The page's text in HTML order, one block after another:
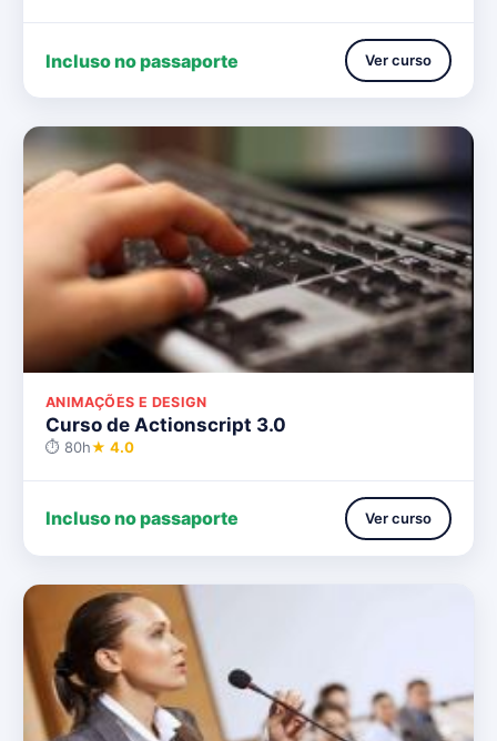
Incluso no passaporte Ver curso
ANIMAÇÕES E DESIGN
Curso de Actionscript 3.0
⏱ 80h★ 4.0
Incluso no passaporte Ver curso